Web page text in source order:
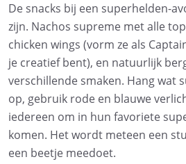
De snacks bij een superhelden-
zijn. Nachos supreme met alle
chicken wings (vorm ze als
je creatief bent), en natuurlijk
verschillende smaken. Hang wat
op, gebruik rode en blauwe
iedereen om in hun favoriete
komen. Het wordt meteen een
een beetje meedoet.